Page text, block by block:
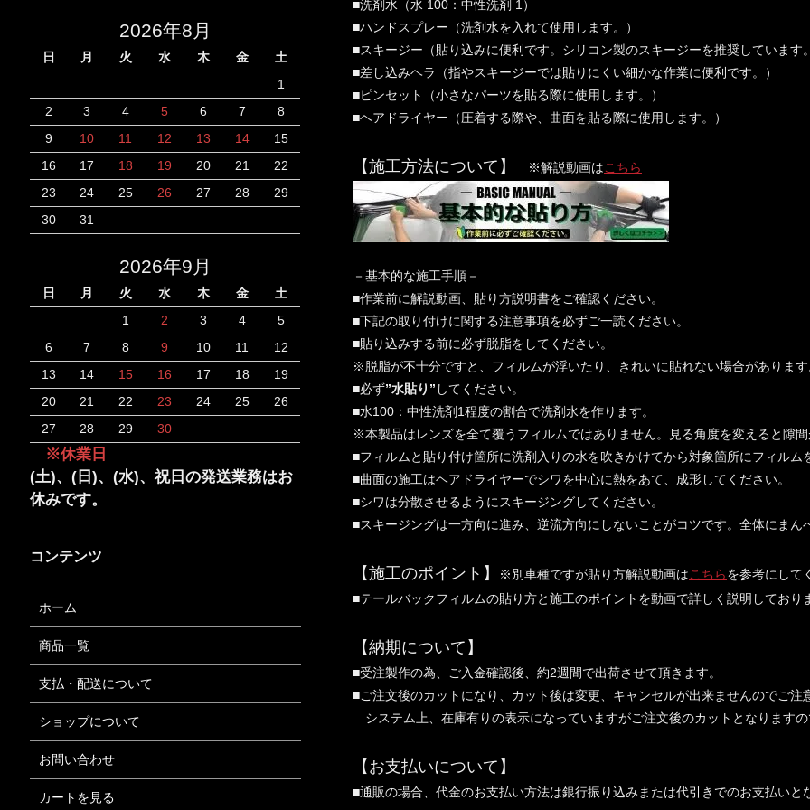
■洗剤水（水 100：中性洗剤 1）
■ハンドスプレー（洗剤水を入れて使用します。）
■スキージー（貼り込みに便利です。シリコン製のスキージーを推奨しています
■差し込みヘラ（指やスキージーでは貼りにくい細かな作業に便利です。）
■ピンセット（小さなパーツを貼る際に使用します。）
■ヘアドライヤー（圧着する際や、曲面を貼る際に使用します。）
【施工方法について】 ※解説動画はこちら
－基本的な施工手順－
■作業前に解説動画、貼り方説明書をご確認ください。
■下記の取り付けに関する注意事項を必ずご一読ください。
■貼り込みする前に必ず脱脂をしてください。
※脱脂が不十分ですと、フィルムが浮いたり、きれいに貼れない場合がありま
■必ず”水貼り” してください。
■水100：中性洗剤1程度の割合で洗剤水を作ります。
※本製品はレンズを全て覆うフィルムではありません。見る角度を変えると隙
■フィルムと貼り付け箇所に洗剤入りの水を吹きかけてから対象箇所にフィルム
■曲面の施工はヘアドライヤーでシワを中心に熱をあて、成形してください。
■シワは分散させるようにスキージングしてください。
■スキージングは一方向に進み、逆流方向にしないことがコツです。全体にまん
【施工のポイント】 ※別車種ですが貼り方解説動画はこちらを参考にして
■テールバックフィルムの貼り方と施工のポイントを動画で詳しく説明しており
【納期について】
■受注製作の為、ご入金確認後、約2週間で出荷させて頂きます。
■ご注文後のカットになり、カット後は変更、キャンセルが出来ませんのでご注
システム上、在庫有りの表示になっていますがご注文後のカットとなります
【お支払いについて】
■通販の場合、代金のお支払い方法は銀行振り込みまたは代引きでのお支払いと
2026年8月
日 月 火 水 木 金
土
1
2
3 4 5 6 7
8
9
10 11 12 13 14
15
16
17 18 19 20 21
22
23
24 25 26 27 28
29
30
31
2026年9月
日 月 火 水 木 金
土
1
2 3 4
5
6
7 8 9 10 11
12
13
14 15 16 17 18
19
20
21 22 23 24 25
26
27
28 29 30
※休業日
(土)、(日)、(水)、祝日の発送業務はお
休みです。
コンテンツ
ホーム
商品一覧
支払・配送について
ショップについて
お問い合わせ
カートを見る